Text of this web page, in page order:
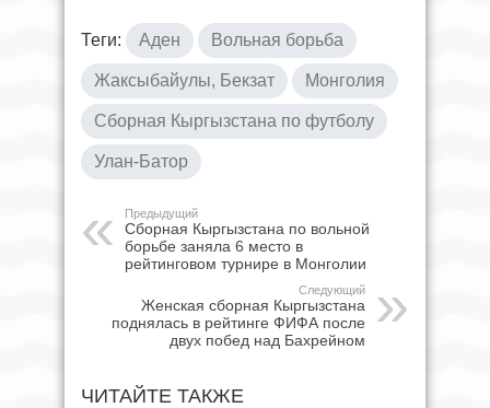
Теги: Аден Вольная борьба
Жаксыбайулы, Бекзат Монголия
Сборная Кыргызстана по футболу
Улан-Батор
Предыдущий
Сборная Кыргызстана по вольной
борьбе заняла 6 место в
рейтинговом турнире в Монголии
Следующий
Женская сборная Кыргызстана
поднялась в рейтинге ФИФА после
двух побед над Бахрейном
ЧИТАЙТЕ ТАКЖЕ